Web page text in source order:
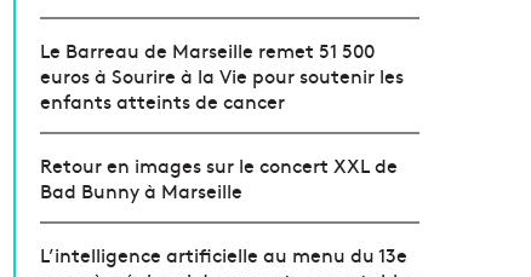
Le Barreau de Marseille remet 51 500
euros à Sourire à la Vie pour soutenir les
enfants atteints de cancer
Retour en images sur le concert XXL de
Bad Bunny à Marseille
L’intelligence artificielle au menu du 13e